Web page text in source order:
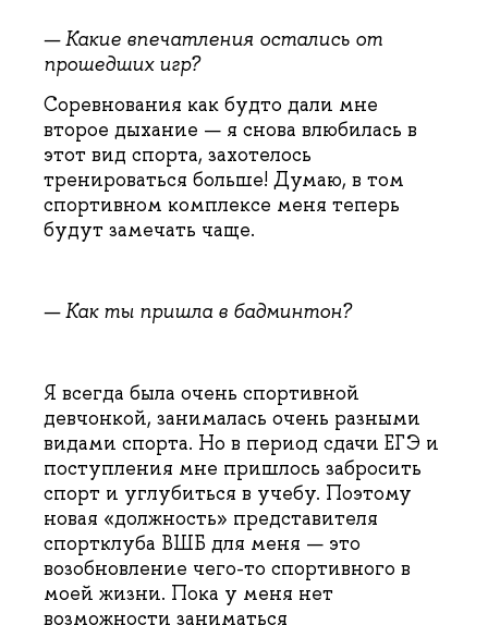
— Какие впечатления остались от
прошедших игр?
Соревнования как будто дали мне
второе дыхание — я снова влюбилась в
этот вид спорта, захотелось
тренироваться больше! Думаю, в том
спортивном комплексе меня теперь
будут замечать чаще.
— Как ты пришла в бадминтон?
Я всегда была очень спортивной
девчонкой, занималась очень разными
видами спорта. Но в период сдачи ЕГЭ и
поступления мне пришлось забросить
спорт и углубиться в учебу. Поэтому
новая «должность» представителя
спортклуба ВШБ для меня — это
возобновление чего-то спортивного в
моей жизни. Пока у меня нет
возможности заниматься